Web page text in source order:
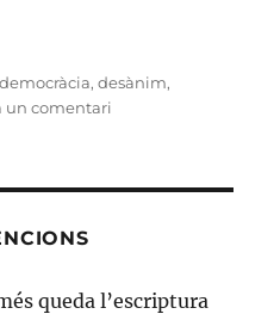
Etiquetes
democràcia,desànim,
un comentari
queda l’escriptura